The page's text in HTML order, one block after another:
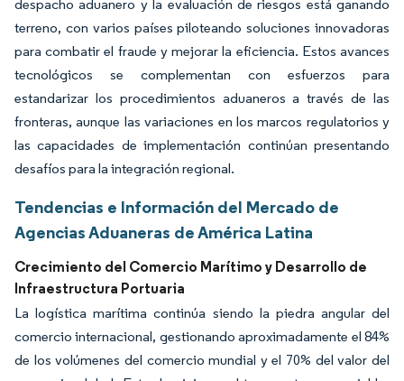
despacho aduanero y la evaluación de riesgos está ganando
terreno, con varios países piloteando soluciones innovadoras
para combatir el fraude y mejorar la eficiencia. Estos avances
tecnológicos se complementan con esfuerzos para
estandarizar los procedimientos aduaneros a través de las
fronteras, aunque las variaciones en los marcos regulatorios y
las capacidades de implementación continúan presentando
desafíos para la integración regional.
Tendencias e Información del Mercado de
Agencias Aduaneras de América Latina
Crecimiento del Comercio Marítimo y Desarrollo de
Infraestructura Portuaria
La logística marítima continúa siendo la piedra angular del
comercio internacional, gestionando aproximadamente el 84%
de los volúmenes del comercio mundial y el 70% del valor del